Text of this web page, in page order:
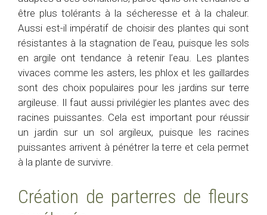
être plus tolérants à la sécheresse et à la chaleur.
Aussi est-il impératif de choisir des plantes qui sont
résistantes à la stagnation de l’eau, puisque les sols
en argile ont tendance à retenir l’eau. Les plantes
vivaces comme les asters, les phlox et les gaillardes
sont des choix populaires pour les jardins sur terre
argileuse. Il faut aussi privilégier les plantes avec des
racines puissantes. Cela est important pour réussir
un jardin sur un sol argileux, puisque les racines
puissantes arrivent à pénétrer la terre et cela permet
à la plante de survivre.
Création de parterres de fleurs